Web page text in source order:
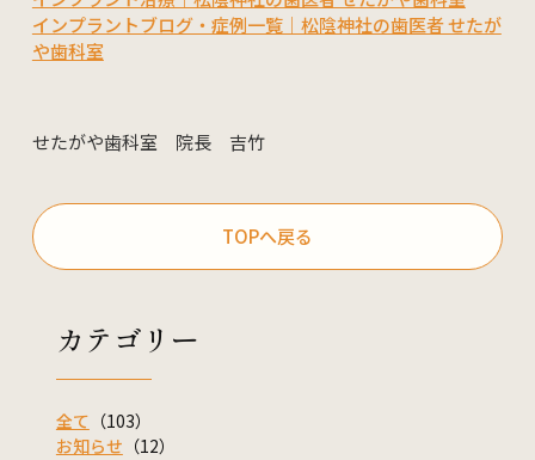
インプラントブログ・症例一覧｜松陰神社の歯医者 せたが
や歯科室
せたがや歯科室 院長 吉竹
TOPへ戻る
カテゴリー
全て （103）
お知らせ （12）